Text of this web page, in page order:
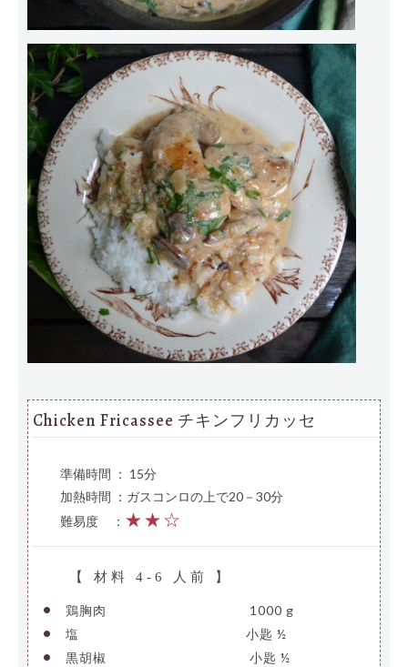
Chicken Fricassee チキンフリカッセ
準備時間 ： 15分
加熱時間 ：ガスコンロの上で20－30分
難易度
： ★★☆
【 材料 4-6 人前 】
• 鶏胸肉 1000 g
• 塩 小匙 ½
• 黒胡椒 小匙 ½